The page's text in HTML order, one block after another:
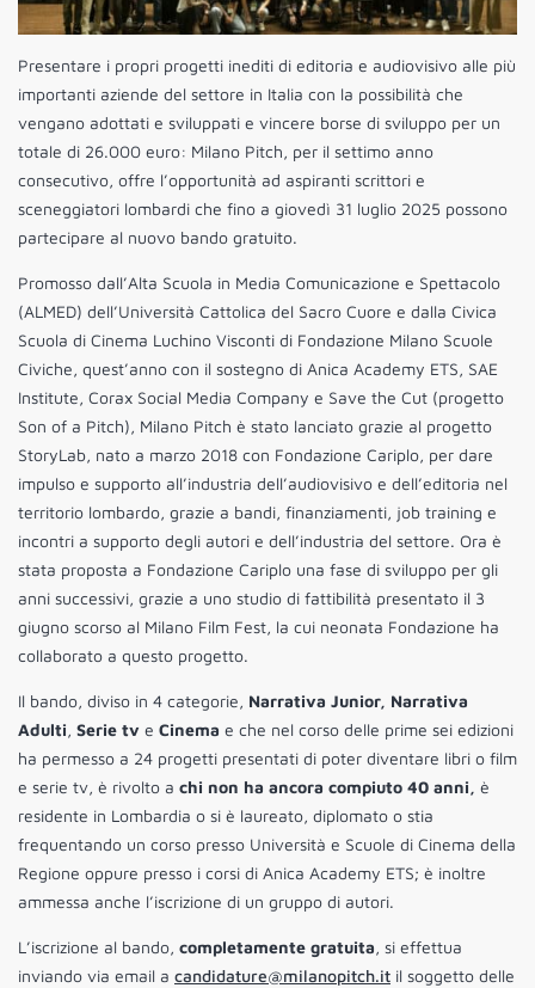
Presentare i propri progetti inediti di editoria e audiovisivo alle più
importanti aziende del settore in Italia con la possibilità che
vengano adottati e sviluppati e vincere borse di sviluppo per un
totale di 26.000 euro: Milano Pitch, per il settimo anno
consecutivo, offre l’opportunità ad aspiranti scrittori e
sceneggiatori lombardi che fino a giovedì 31 luglio 2025 possono
partecipare al nuovo bando gratuito.
Promosso dall’Alta Scuola in Media Comunicazione e Spettacolo
(ALMED) dell’Università Cattolica del Sacro Cuore e dalla Civica
Scuola di Cinema Luchino Visconti di Fondazione Milano Scuole
Civiche, quest’anno con il sostegno di Anica Academy ETS, SAE
Institute, Corax Social Media Company e Save the Cut (progetto
Son of a Pitch), Milano Pitch è stato lanciato grazie al progetto
StoryLab, nato a marzo 2018 con Fondazione Cariplo, per dare
impulso e supporto all’industria dell’audiovisivo e dell’editoria nel
territorio lombardo, grazie a bandi, finanziamenti, job training e
incontri a supporto degli autori e dell’industria del settore. Ora è
stata proposta a Fondazione Cariplo una fase di sviluppo per gli
anni successivi, grazie a uno studio di fattibilità presentato il 3
giugno scorso al Milano Film Fest, la cui neonata Fondazione ha
collaborato a questo progetto.
Il bando, diviso in 4 categorie, Narrativa Junior, Narrativa
Adulti, Serie tv e Cinema e che nel corso delle prime sei edizioni
ha permesso a 24 progetti presentati di poter diventare libri o film
e serie tv, è rivolto a chi non ha ancora compiuto 40 anni, è
residente in Lombardia o si è laureato, diplomato o stia
frequentando un corso presso Università e Scuole di Cinema della
Regione oppure presso i corsi di Anica Academy ETS; è inoltre
ammessa anche l’iscrizione di un gruppo di autori.
L’iscrizione al bando, completamente gratuita, si effettua
inviando via email a candidature@milanopitch.it il soggetto delle